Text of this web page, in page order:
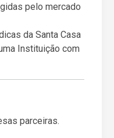
pelo mercado
da Santa Casa
Instituição com
parceiras.